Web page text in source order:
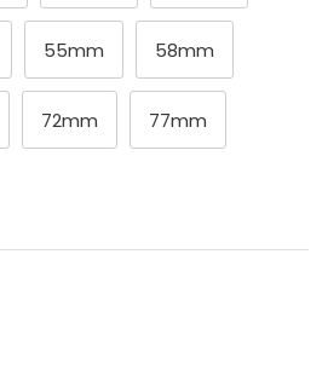
55mm 58mm
72mm 77mm